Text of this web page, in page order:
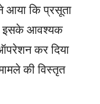
आया कि प्रसूता
इसके आवश्यक
कर दिया
की विस्तृत